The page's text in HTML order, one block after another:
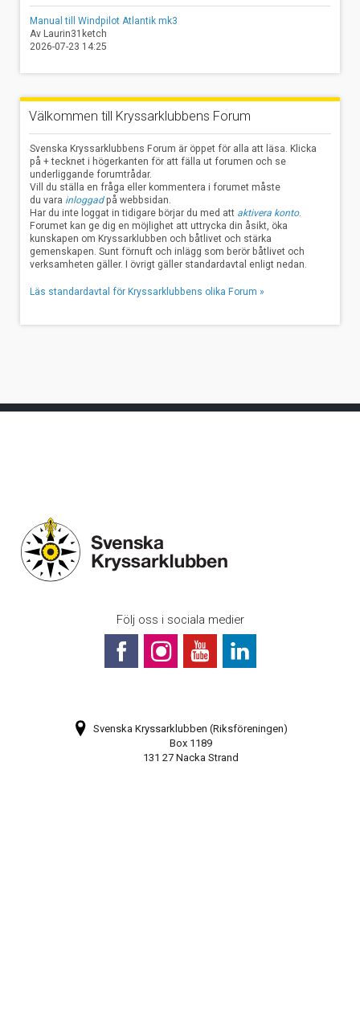
Manual till Windpilot Atlantik mk3
Av Laurin31ketch
2026-07-23 14:25
Välkommen till Kryssarklubbens Forum
Svenska Kryssarklubbens Forum är öppet för alla att läsa. Klicka
på + tecknet i högerkanten för att fälla ut forumen och se
underliggande forumtrådar.
Vill du ställa en fråga eller kommentera i forumet måste
du vara inloggadpå webbsidan.
Har du inte loggat in tidigare börjar du med att aktivera konto.
Forumet kan ge dig en möjlighet att uttrycka din åsikt, öka
kunskapen om Kryssarklubben och båtlivet och stärka
gemenskapen. Sunt förnuft och inlägg som berör båtlivet och
verksamheten gäller. I övrigt gäller standardavtal enligt nedan.
Läs standardavtal för Kryssarklubbens olika Forum »
Följ oss i sociala medier
Svenska Kryssarklubben (Riksföreningen)
Box 1189
131 27 Nacka Strand